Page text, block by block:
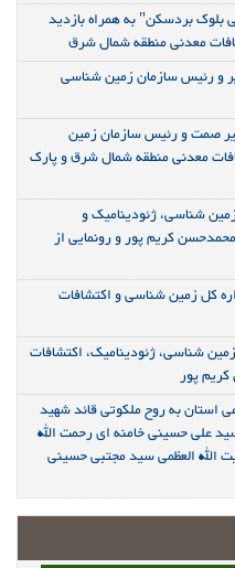
بردسکن" به همراه بازدید
معدنی منطقه شمال شرق
و رئیس سازمان زمین شناسی
صمت و رئیس سازمان زمین
معدنی منطقه شمال شرق و پارک
شناسی، ژئودینامیک و
کریم پور و رونمایی از
کل زمین شناسی و اکتشافات
شناسی، ژئودینامیک، اکتشافات
پور
استان به روح ملکوتی قائد شهید
علی حسینی خامنه ای رحمت الله
الله العظمی سید مجتبی حسینی